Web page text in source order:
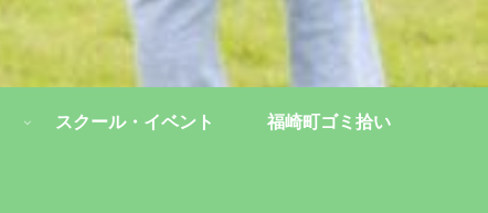
スクール・イベント 福崎町ゴミ拾い